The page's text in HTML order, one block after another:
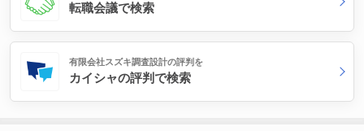
転職会議で検索
有限会社スズキ調査設計の評判を
カイシャの評判で検索